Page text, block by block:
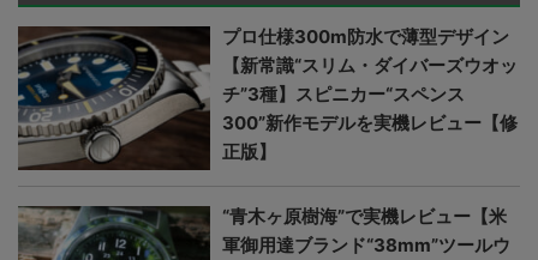
プロ仕様300m防水で薄型デザイン
【新常識“スリム・ダイバーズウオッ
チ”3種】スピニカー“スペンス
300”新作モデルを実機レビュー【修
正版】
“青木ヶ原樹海”で実機レビュー【米
軍御用達ブランド“38mm”ツールウ